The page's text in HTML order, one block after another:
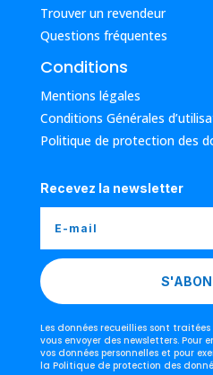
Trouver un revendeur
Questions fréquentes
Conditions
Mentions légales
Conditions Générales
Politique de protection des
Recevez la newsletter
Les données recueillies sont
vous envoyer des newsletters. Pour
vos données personnelles et pour
la Politique de protection des